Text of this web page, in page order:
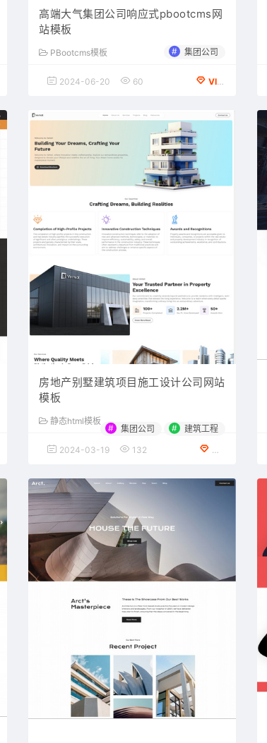
高端大气集团公司响应式pbootcms网
站模板
PBootcms模板 # 集团公司
2024-06-20 60 VIP会员专享
房地产别墅建筑项目施工设计公司网站
模板
静态html模板
# 集团公司 # 建筑工程
2024-03-19 132